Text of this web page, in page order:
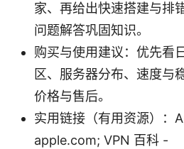
家、再给出快速搭建与排
问题解答巩固知识。
购买与使用建议：优先看
区、服务器分布、速度与
价格与售后。
实用链接（有用资源）：
apple.com; VPN 百科 -